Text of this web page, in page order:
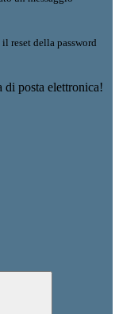
reset della password
di posta elettronica!